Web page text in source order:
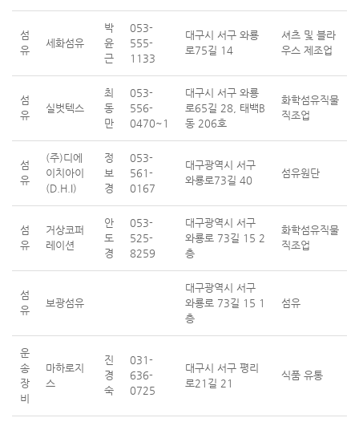
섬
유
세화섬유
박
윤
근
053-
555-
1133
대구시 서구 와룡
로75길 14
셔츠 및 블라
우스 제조업
섬
유
실벗텍스
최
동
만
053-
556-
0470~1
대구시 서구 와룡
로65길 28, 태백B
동 206호
화학섬유직물
직조업
섬
유
(주)디에
이치아이
(D.H.I)
정
보
경
053-
561-
0167
대구광역시 서구
와룡로73길 40
섬유원단
섬
유
거상코퍼
레이션
안
도
경
053-
525-
8259
대구광역시 서구
와룡로 73길 15 2
층
화학섬유직물
직조업
섬
유
보광섬유
대구광역시 서구
와룡로 73길 15 1
층
섬유
운
송
장
비
마하로지
스
진
경
숙
031-
636-
0725
대구시 서구 평리
로21길 21
식품 유통